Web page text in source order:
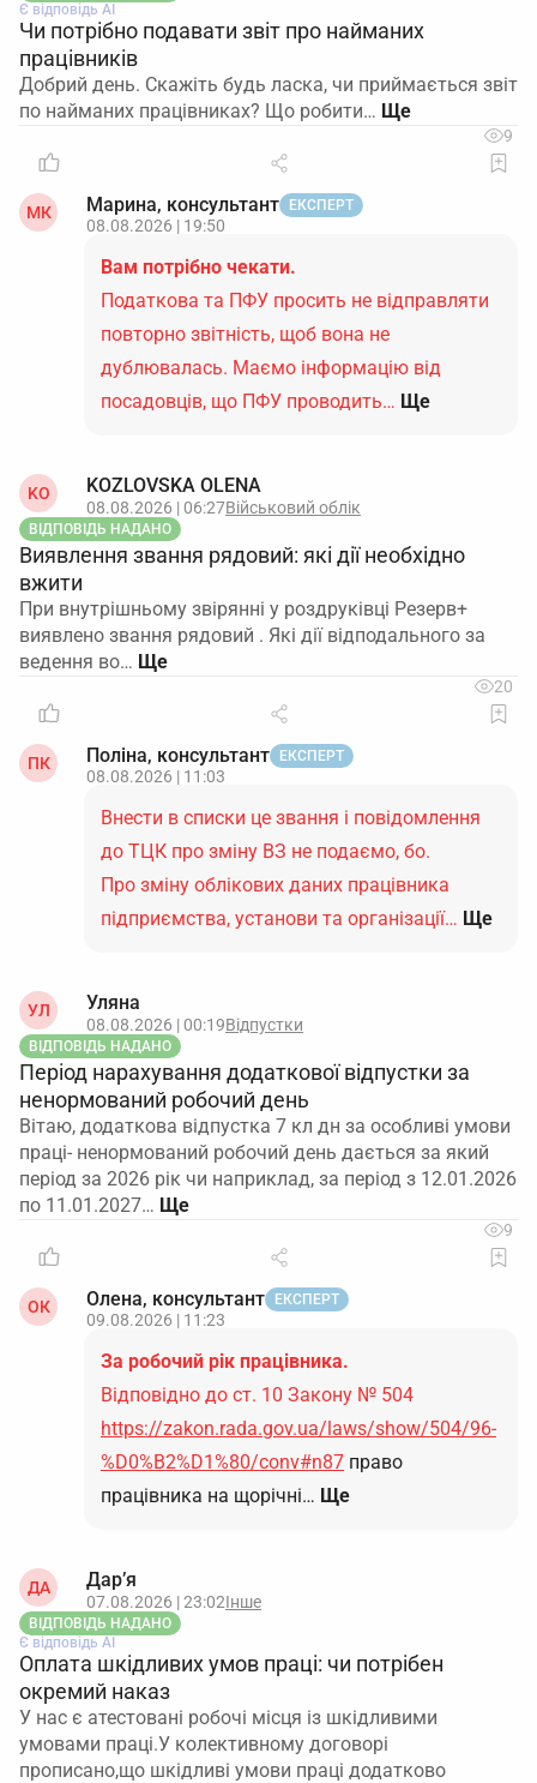
Є відповідь АІ
Чи потрібно подавати звіт про найманих
працівників
Добрий день. Скажіть будь ласка, чи приймається звіт
по найманих працівниках? Що робити…
9
МК Марина, консультант ЕКСПЕРТ
08.08.2026 | 19:50
Вам потрібно чекати.
Податкова та ПФУ просить не відправляти
повторно звітність, щоб вона не
дублювалась. Маємо інформацію від
посадовців, що ПФУ проводить… Ще
KO KOZLOVSKA OLENA
08.08.2026 | 06:27Військовий облік
ВІДПОВІДЬ НАДАНО
Виявлення звання рядовий: які дії необхідно
вжити
При внутрішньому звірянні у роздруківці Резерв+
виявлено звання рядовий . Які дії відподального за
ведення во…
20
ПК Поліна, консультант ЕКСПЕРТ
08.08.2026 | 11:03
Внести в списки це звання і повідомлення
до ТЦК про зміну ВЗ не подаємо, бо.
Про зміну облікових даних працівника
підприємства, установи та організації… Ще
УЛ Уляна
08.08.2026 | 00:19Відпустки
ВІДПОВІДЬ НАДАНО
Період нарахування додаткової відпустки за
ненормований робочий день
Вітаю, додаткова відпустка 7 кл дн за особливі умови
праці- ненормований робочий день дається за який
період за 2026 рік чи наприклад, за період з 12.01.2026
по 11.01.2027…
9
ОК Олена, консультант ЕКСПЕРТ
09.08.2026 | 11:23
За робочий рік працівника.
Відповідно до ст. 10 Закону № 504
https://zakon.rada.gov.ua/laws/show/504/96-
%D0%B2%D1%80/conv#n87 право
працівника на щорічні… Ще
ДА Дар’я
07.08.2026 | 23:02Інше
ВІДПОВІДЬ НАДАНО
Є відповідь АІ
Оплата шкідливих умов праці: чи потрібен
окремий наказ
У нас є атестовані робочі місця із шкідливими
умовами праці.У колективному договорі
прописано,що шкідливі умови праці додатково